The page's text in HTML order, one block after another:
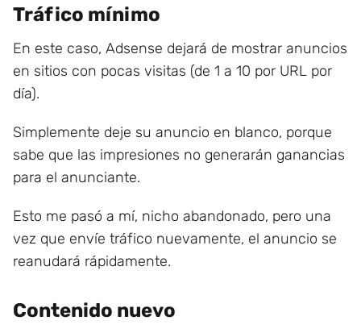
Tráfico mínimo
En este caso, Adsense dejará de mostrar anuncios
en sitios con pocas visitas (de 1 a 10 por URL por
día).
Simplemente deje su anuncio en blanco, porque
sabe que las impresiones no generarán ganancias
para el anunciante.
Esto me pasó a mí, nicho abandonado, pero una
vez que envíe tráfico nuevamente, el anuncio se
reanudará rápidamente.
Contenido nuevo